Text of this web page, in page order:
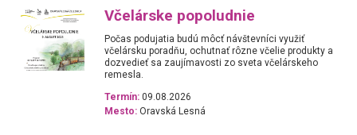
Včelárske popoludnie
Počas podujatia budú môcť návštevníci využiť
včelársku poradňu, ochutnať rôzne včelie produkty a
dozvedieť sa zaujímavosti zo sveta včelárskeho
remesla.
Termín: 09.08.2026
Mesto: Oravská Lesná